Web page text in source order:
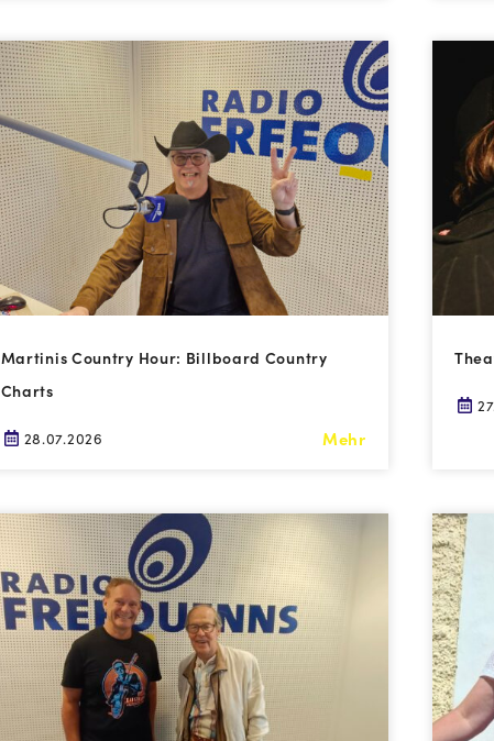
Martinis Country Hour: Billboard Country
Charts
28.07.2026 Mehr